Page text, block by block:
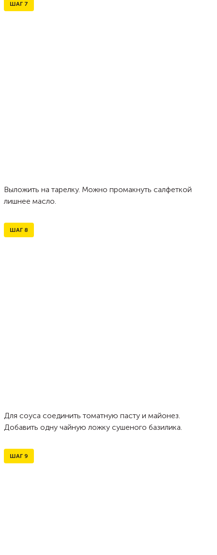
ШАГ 7
Выложить на тарелку. Можно промакнуть салфеткой
лишнее масло.
ШАГ 8
Для соуса соединить томатную пасту и майонез.
Добавить одну чайную ложку сушеного базилика.
ШАГ 9